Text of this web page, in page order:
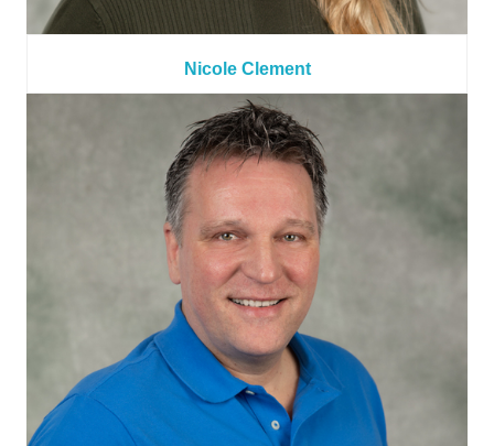
Nicole Clement